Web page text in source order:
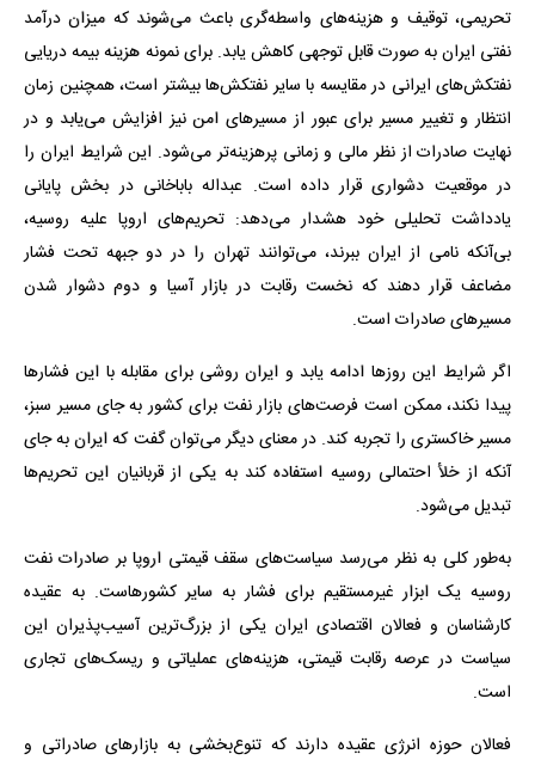
تحریمی، توقیف و هزینه‌های واسطه‌گری باعث می‌شوند که میزان درآمد
نفتی ایران به صورت قابل توجهی کاهش یابد. برای نمونه هزینه بیمه دریایی
نفتکش‌های ایرانی در مقایسه با سایر نفتکش‌ها بیشتر است، همچنین زمان
انتظار و تغییر مسیر برای عبور از مسیرهای امن نیز افزایش می‌یابد و در
نهایت صادرات از نظر مالی و زمانی پرهزینه‌تر می‌شود. این شرایط ایران را
در موقعیت دشواری قرار داده است. عبداله باباخانی در بخش پایانی
یادداشت تحلیلی خود هشدار می‌دهد: تحریم‌های اروپا علیه روسیه،
بی‌آنکه نامی از ایران ببرند، می‌توانند تهران را در دو جبهه تحت فشار
مضاعف قرار دهند که نخست رقابت در بازار آسیا و دوم دشوار شدن
مسیرهای صادرات است.
اگر شرایط این روزها ادامه یابد و ایران روشی برای مقابله با این فشارها
پیدا نکند، ممکن است فرصت‌های بازار نفت برای کشور به جای مسیر سبز،
مسیر خاکستری را تجربه کند. در معنای دیگر می‌توان گفت که ایران به جای
آنکه از خلأ احتمالی روسیه استفاده کند به یکی از قربانیان این تحریم‌ها
تبدیل می‌شود.
به‌طور کلی به نظر می‌رسد سیاست‌های سقف قیمتی اروپا بر صادرات نفت
روسیه یک ابزار غیرمستقیم برای فشار به سایر کشورهاست. به عقیده
کارشناسان و فعالان اقتصادی ایران یکی از بزرگ‌ترین آسیب‌پذیران این
سیاست در عرصه رقابت قیمتی، هزینه‌های عملیاتی و ریسک‌های تجاری
است.
فعالان حوزه انرژی عقیده دارند که تنوع‌بخشی به بازارهای صادراتی و